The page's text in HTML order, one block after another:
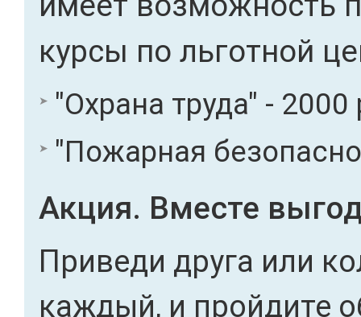
курсы по льготной
"Охрана труда" - 2000
"Пожарная
Акция. Вместе
Приведи друга или
каждый, и пройдите